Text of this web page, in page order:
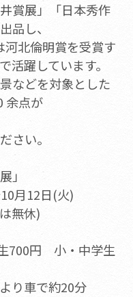
賞展」「日本秀作
品し、
河北倫明賞を受賞す
活躍しています。
などを対象とした
余点が
さい。
」
月12日(火)
無休)
700円 小・中学生
り車で約20分